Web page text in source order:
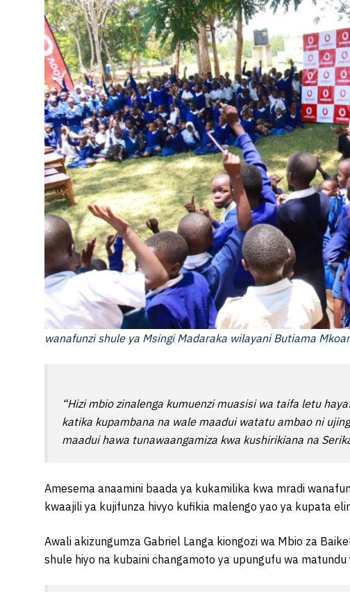
wanafunzi shule ya Msingi Madaraka wilayani Butiama
“Hizi mbio zinalenga kumuenzi muasisi wa taifa letu
katika kupambana na wale maadui watatu ambao ni
maadui hawa tunawaangamiza kwa kushirikiana na
Amesema anaamini baada ya kukamilika kwa mradi
kwaajili ya kujifunza hivyo kufikia malengo yao ya kupata
Awali akizungumza Gabriel Langa kiongozi wa Mbio za
shule hiyo na kubaini changamoto ya upungufu wa